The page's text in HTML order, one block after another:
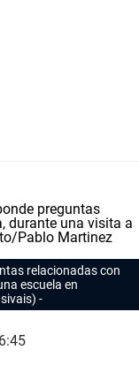
relacionadas con
escuela en